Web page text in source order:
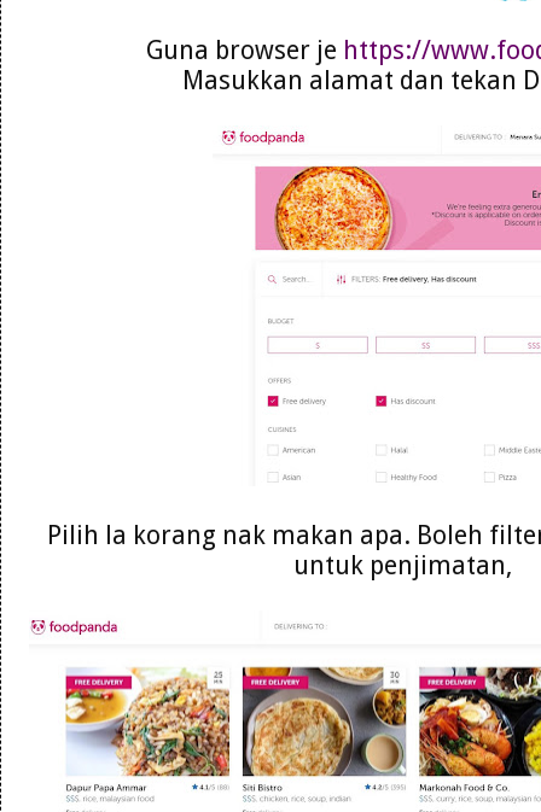
Guna browser je https://
Masukkan alamat dan tekan
Pilih la korang nak makan apa. Boleh
untuk penjimatan,